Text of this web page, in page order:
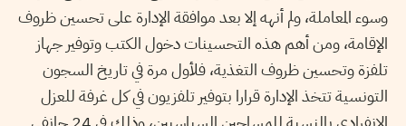
وسوء المعاملة، ولم أنهه إلا بعد موافقة الإدارة على تحسين ظروف
الإقامة، ومن أهم هذه التحسينات دخول الكتب وتوفير جهاز
تلفزة وتحسين ظروف التغذية، فلأول مرة في تاريخ السجون
التونسية تتخذ الإدارة قرارا بتوفير تلفزيون في كل غرفة للعزل